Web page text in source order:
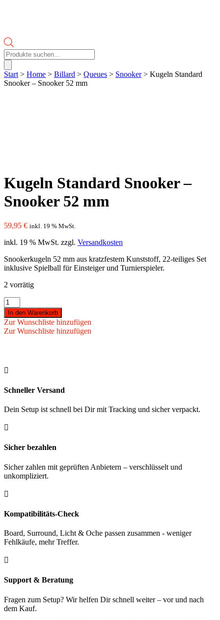
Products
search
Start > Home > Billard > Queues > Snooker> Kugeln Standard
Snooker – Snooker 52 mm
Kugeln Standard Snooker –
Snooker 52 mm
59,95 € inkl. 19 % MwSt.
inkl. 19 % MwSt. zzgl. Versandkosten
Snookerkugeln 52 mm aus kratzfestem Kunststoff, 22-teiliges Set
inklusive Spielball für Einsteiger und Turnierspieler.
2 vorrätig
Kugeln
Standard
Snooker
-
Snooker
In den Warenkorb
Zur Wunschliste hinzufügen
Zur Wunschliste hinzufügen

Schneller Versand
Dein Setup ist schnell bei Dir mit Tracking und sicher verpackt.

Sicher bezahlen
Sicher zahlen mit geprüften Anbietern – verschlüsselt und
unkompliziert.

Kompatibilitäts-Check
Board, Surround, Licht & Oche passen zusammen - weniger
Fehlkäufe, mehr Treffer.

Support & Beratung
Fragen zum Setup? Wir helfen Dir schnell weiter – vor und nach
dem Kauf.